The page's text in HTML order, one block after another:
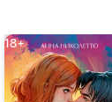
18+